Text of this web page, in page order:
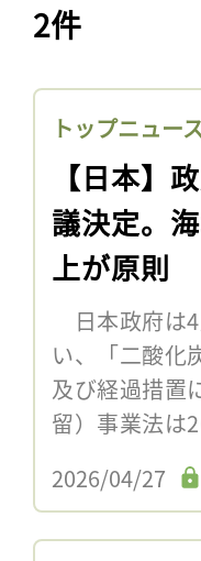
2件
トップニュー
【日本】
議決定。
上が原則
日本政府は
い、「二酸化
及び経過措置
留）事業法
2026/04/27